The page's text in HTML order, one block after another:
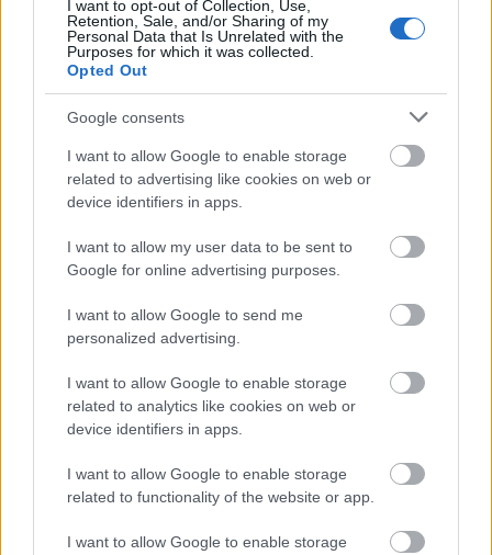
I want to opt-out of Collection, Use,
Retention, Sale, and/or Sharing of my
Personal Data that Is Unrelated with the
Purposes for which it was collected.
Opted Out
Google consents
I want to allow Google to enable storage
related to advertising like cookies on web or
device identifiers in apps.
I want to allow my user data to be sent to
Google for online advertising purposes.
I want to allow Google to send me
personalized advertising.
I want to allow Google to enable storage
related to analytics like cookies on web or
device identifiers in apps.
I want to allow Google to enable storage
related to functionality of the website or app.
I want to allow Google to enable storage
azt a…
Talpuk alatt fütyül a szél (1976)
A jó és a rossz között egyre jobban elmosódik
a határ, aztán jönnek a csúfak, és jól
tönkrevágják itt nekünk a pusztai romantikát.